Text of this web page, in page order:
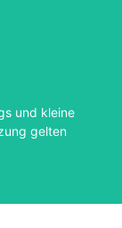
und kleine
gelten